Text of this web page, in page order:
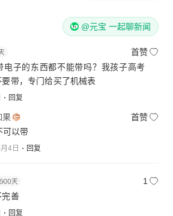
@元宝 一起聊新闻
首赞
电子的东西都不能带吗？我孩子高考
带，专门给买了机械表
回复
果
首赞
可以带
4日 回复
1
完善
回复